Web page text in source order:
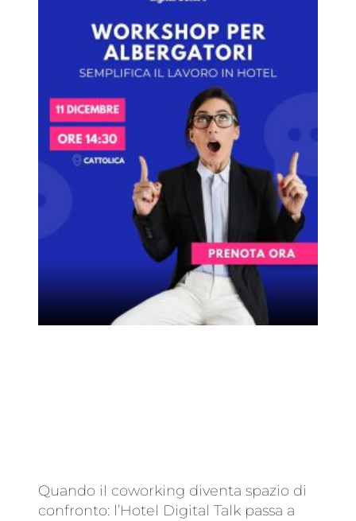
Quando il coworking diventa spazio di
confronto: l’Hotel Digital Talk passa a